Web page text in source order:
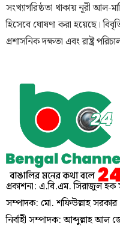
সংখ্যাগরিষ্ঠতা থাকায় নূরী আল-
হিসেবে ঘোষণা করা হয়েছে।
প্রশাসনিক দক্ষতা এবং রাষ্ট্র
প্রকাশনা: এ.বি.এম. সিরাজুল হক
সম্পাদক: মো. শফিউল্লাহ সরকার
নির্বাহী সম্পাদক: আব্দুল্লাহ আল